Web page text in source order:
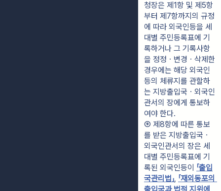
청장은 제1항 및 제5항
부터 제7항까지의 규정
에 따라 외국인등을 세
대별 주민등록표에 기
록하거나 그 기록사항
을 정정ㆍ변경ㆍ삭제한
경우에는 해당 외국인
등의 체류지를 관할하
는 지방출입국ㆍ외국인
관서의 장에게 통보하
여야 한다.
⑨ 제8항에 따른 통보
를 받은 지방출입국ㆍ
외국인관서의 장은 세
대별 주민등록표에 기
록된 외국인등이 「출입
국관리법」, 「재외동포의